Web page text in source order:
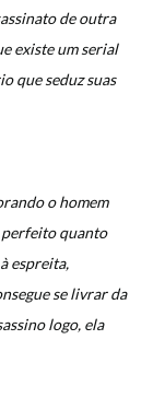
de outra
existe um serial
que seduz suas
o homem
perfeito quanto
espreita,
se livrar da
logo, ela